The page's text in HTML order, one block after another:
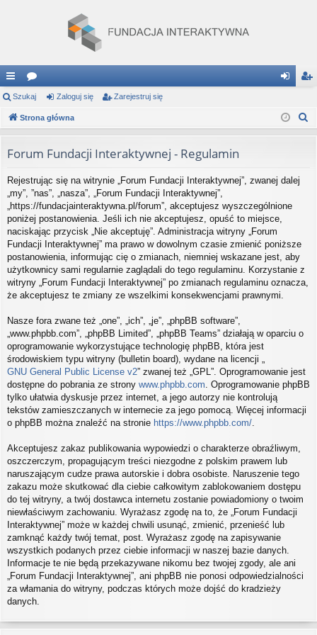
ię
ce
…
or
a og
ę
ej
Szukaj Zaloguj się Zarejestruj się
Strona główna
Forum Fundacji Interaktywnej - Regulamin
Rejestrując się na witrynie „Forum Fundacji Interaktywnej”, zwanej dalej
„my”, ”nas”, „nasza”, „Forum Fundacji Interaktywnej”,
„https://fundacjainteraktywna.pl/forum”, akceptujesz wyszczególnione
poniżej postanowienia. Jeśli ich nie akceptujesz, opuść to miejsce,
naciskając przycisk „Nie akceptuję”. Administracja witryny „Forum
Fundacji Interaktywnej” ma prawo w dowolnym czasie zmienić poniższe
postanowienia, informując cię o zmianach, niemniej wskazane jest, aby
użytkownicy sami regularnie zaglądali do tego regulaminu. Korzystanie z
witryny „Forum Fundacji Interaktywnej” po zmianach regulaminu oznacza,
że akceptujesz te zmiany ze wszelkimi konsekwencjami prawnymi.
Nasze fora zwane też „one”, „ich”, „je”, „phpBB software”,
„www.phpbb.com”, „phpBB Limited”, „phpBB Teams” działają w oparciu o
oprogramowanie wykorzystujące technologię phpBB, która jest
środowiskiem typu witryny (bulletin board), wydane na licencji „
GNU General Public License v2” zwanej też „GPL”. Oprogramowanie jest
dostępne do pobrania ze strony www.phpbb.com . Oprogramowanie phpBB
tylko ułatwia dyskusje przez internet, a jego autorzy nie kontrolują
tekstów zamieszczanych w internecie za jego pomocą. Więcej informacji
o phpBB można znaleźć na stronie https://www.phpbb.com/
Akceptujesz zakaz publikowania wypowiedzi o charakterze obraźliwym,
oszczerczym, propagującym treści niezgodne z polskim prawem lub
naruszającym cudze prawa autorskie i dobra osobiste. Naruszenie tego
zakazu może skutkować dla ciebie całkowitym zablokowaniem dostępu
do tej witryny, a twój dostawca internetu zostanie powiadomiony o twoim
niewłaściwym zachowaniu. Wyrażasz zgodę na to, że „Forum Fundacji
Interaktywnej” może w każdej chwili usunąć, zmienić, przenieść lub
zamknąć każdy twój temat, post. Wyrażasz zgodę na zapisywanie
wszystkich podanych przez ciebie informacji w naszej bazie danych.
Informacje te nie będą przekazywane nikomu bez twojej zgody, ale ani
„Forum Fundacji Interaktywnej”, ani phpBB nie ponosi odpowiedzialności
za włamania do witryny, podczas których może dojść do kradzieży
danych.